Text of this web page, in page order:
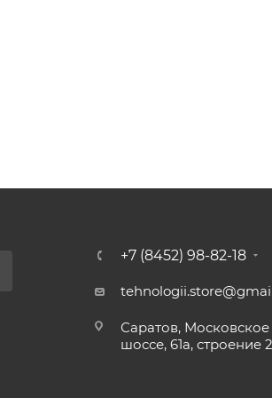
+7 (8452) 98-82-18
Саратов, Московское
шоссе, 61а, строение 2